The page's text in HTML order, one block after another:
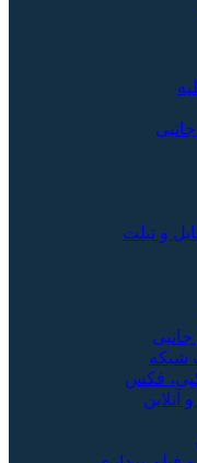
و تبلت
شبکه
کپی، فکس
آنلاین